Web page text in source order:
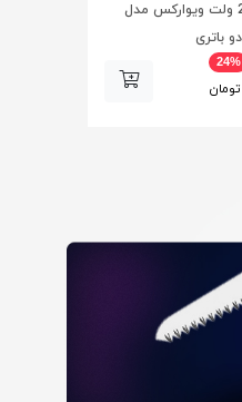
دریل شارژی 20 ولت ویوارکس مدل
24%
تومان